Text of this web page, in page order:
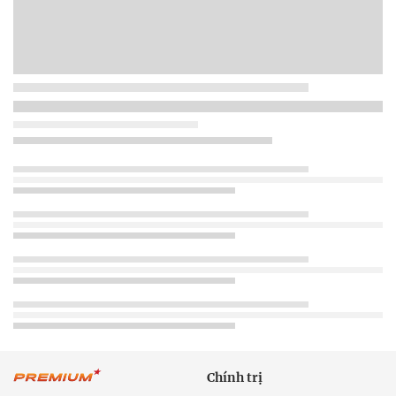
Chính trị